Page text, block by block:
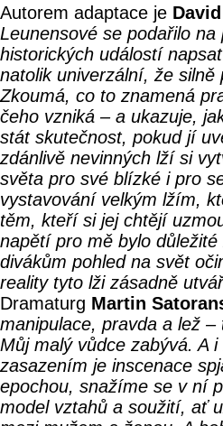
Autorem adaptace je
Leunensové se podařilo
historických událostí
natolik univerzální, že silně
Zkoumá, co to znamená
čeho vzniká – a ukazuje,
stát skutečnost, pokud jí
zdánlivě nevinných lží si
světa pro své blízké i pro
vystavování velkým lžím,
těm, kteří si jej chtějí
napětí pro mě bylo
divákům pohled na svět
reality tyto lži zásadně
Dramaturg Martin
manipulace, pravda a lež
Můj malý vůdce zabývá. A
zasazením je inscenace
epochou, snažíme se v ní
model vztahů a soužití, ať